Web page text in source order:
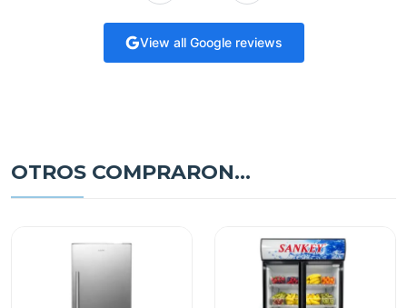
View all Google reviews
OTROS COMPRARON...